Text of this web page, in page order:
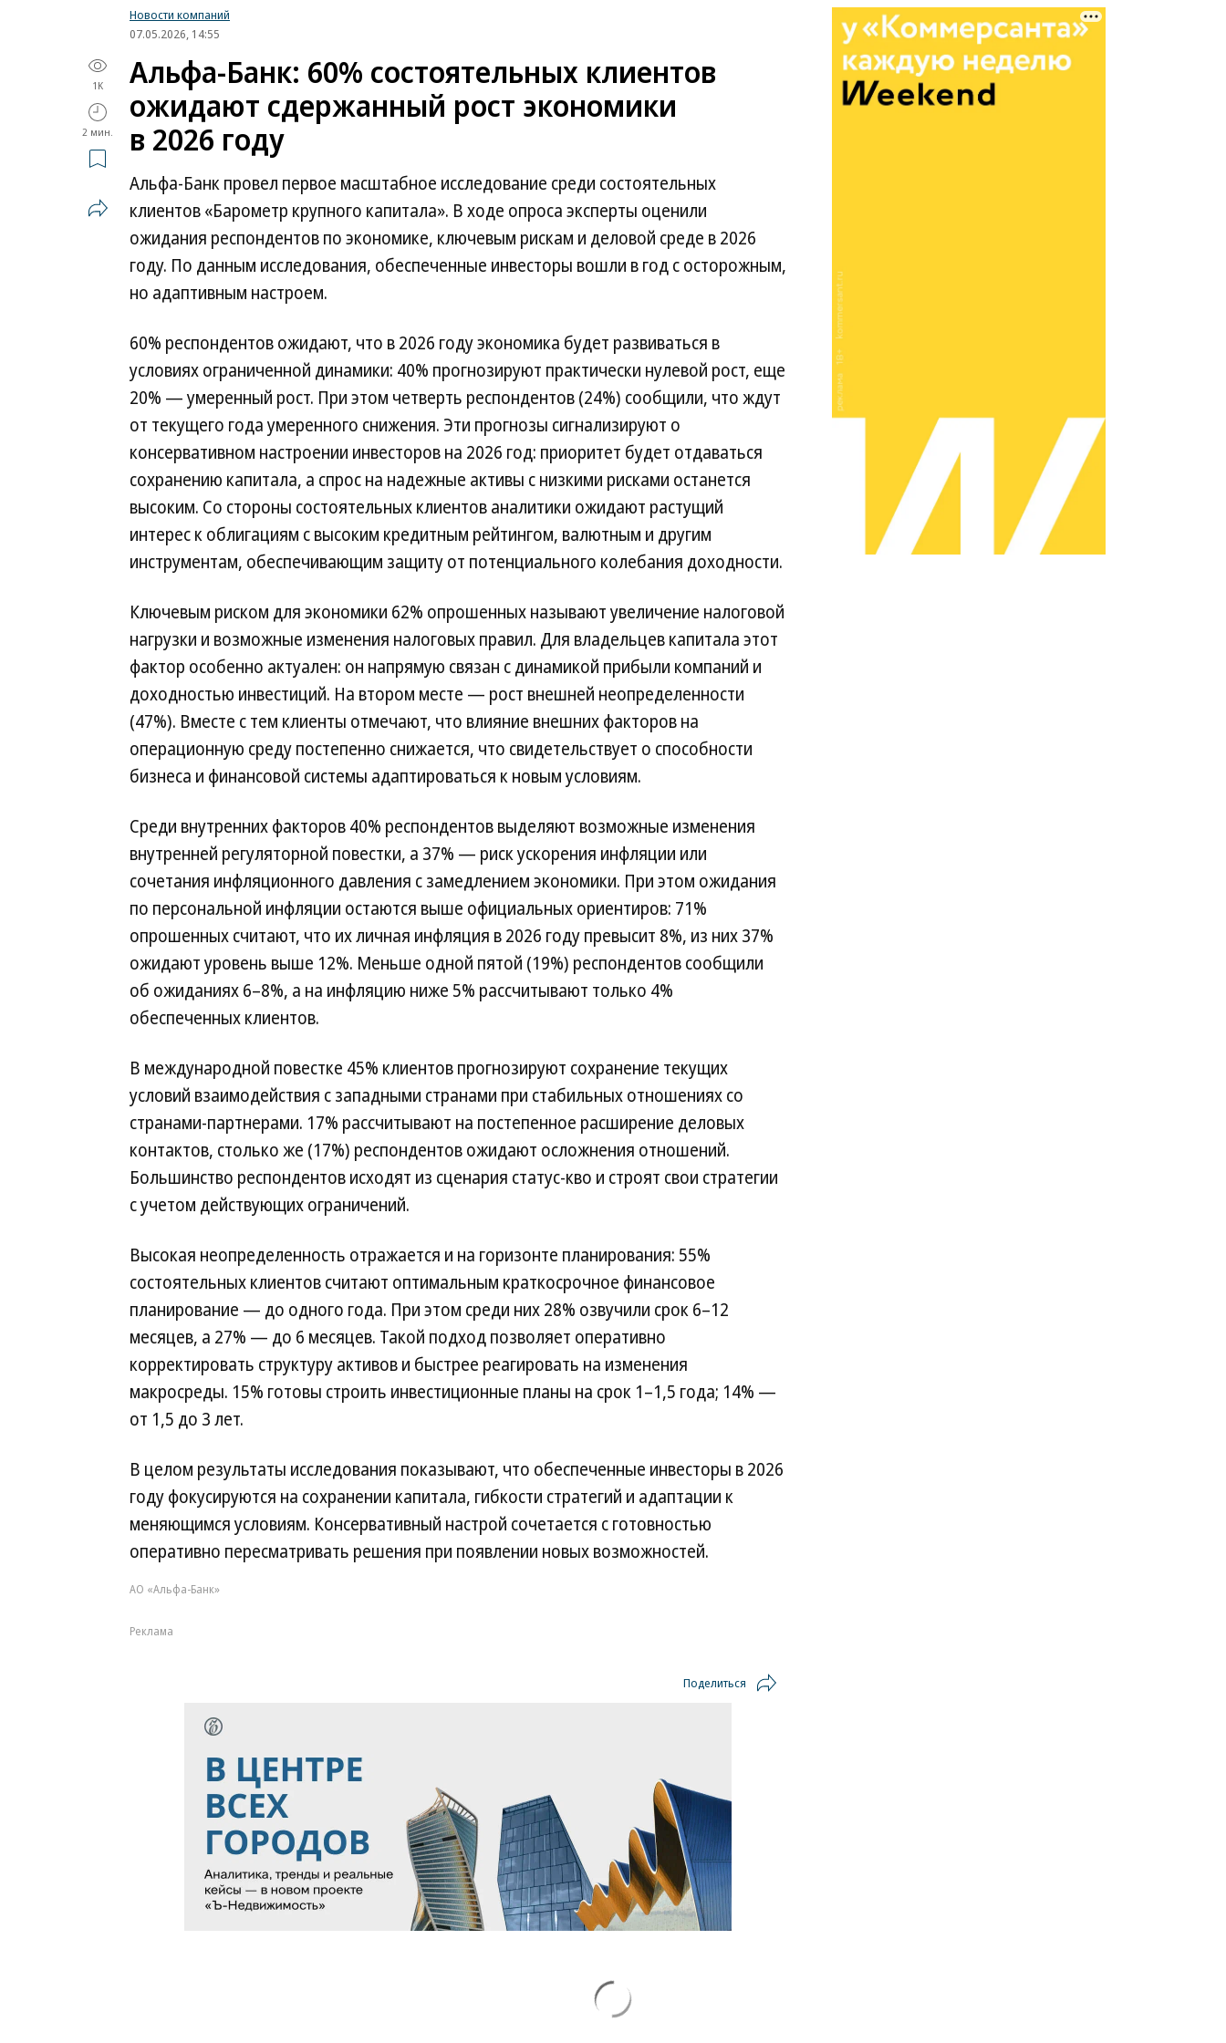
Новости компаний
07.05.2026, 14:55
1K
2 мин.
Альфа-Банк: 60% состоятельных клиентов
ожидают сдержанный рост экономики
в 2026 году
Альфа-Банк провел первое масштабное исследование среди состоятельных
клиентов «Барометр крупного капитала». В ходе опроса эксперты оценили
ожидания респондентов по экономике, ключевым рискам и деловой среде в 2026
году. По данным исследования, обеспеченные инвесторы вошли в год с осторожным,
но адаптивным настроем.
60% респондентов ожидают, что в 2026 году экономика будет развиваться в
условиях ограниченной динамики: 40% прогнозируют практически нулевой рост, еще
20% — умеренный рост. При этом четверть респондентов (24%) сообщили, что ждут
от текущего года умеренного снижения. Эти прогнозы сигнализируют о
консервативном настроении инвесторов на 2026 год: приоритет будет отдаваться
сохранению капитала, а спрос на надежные активы с низкими рисками останется
высоким. Со стороны состоятельных клиентов аналитики ожидают растущий
интерес к облигациям с высоким кредитным рейтингом, валютным и другим
инструментам, обеспечивающим защиту от потенциального колебания доходности.
Ключевым риском для экономики 62% опрошенных называют увеличение налоговой
нагрузки и возможные изменения налоговых правил. Для владельцев капитала этот
фактор особенно актуален: он напрямую связан с динамикой прибыли компаний и
доходностью инвестиций. На втором месте — рост внешней неопределенности
(47%). Вместе с тем клиенты отмечают, что влияние внешних факторов на
операционную среду постепенно снижается, что свидетельствует о способности
бизнеса и финансовой системы адаптироваться к новым условиям.
Среди внутренних факторов 40% респондентов выделяют возможные изменения
внутренней регуляторной повестки, а 37% — риск ускорения инфляции или
сочетания инфляционного давления с замедлением экономики. При этом ожидания
по персональной инфляции остаются выше официальных ориентиров: 71%
опрошенных считают, что их личная инфляция в 2026 году превысит 8%, из них 37%
ожидают уровень выше 12%. Меньше одной пятой (19%) респондентов сообщили
об ожиданиях 6–8%, а на инфляцию ниже 5% рассчитывают только 4%
обеспеченных клиентов.
В международной повестке 45% клиентов прогнозируют сохранение текущих
условий взаимодействия с западными странами при стабильных отношениях со
странами-партнерами. 17% рассчитывают на постепенное расширение деловых
контактов, столько же (17%) респондентов ожидают осложнения отношений.
Большинство респондентов исходят из сценария статус-кво и строят свои стратегии
с учетом действующих ограничений.
Высокая неопределенность отражается и на горизонте планирования: 55%
состоятельных клиентов считают оптимальным краткосрочное финансовое
планирование — до одного года. При этом среди них 28% озвучили срок 6–12
месяцев, а 27% — до 6 месяцев. Такой подход позволяет оперативно
корректировать структуру активов и быстрее реагировать на изменения
макросреды. 15% готовы строить инвестиционные планы на срок 1–1,5 года; 14% —
от 1,5 до 3 лет.
В целом результаты исследования показывают, что обеспеченные инвесторы в 2026
году фокусируются на сохранении капитала, гибкости стратегий и адаптации к
меняющимся условиям. Консервативный настрой сочетается с готовностью
оперативно пересматривать решения при появлении новых возможностей.
АО «Альфа-Банк»
Реклама
Поделиться